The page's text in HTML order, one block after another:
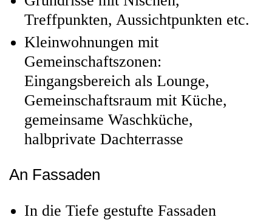
Treffpunkten, Aussichtpunkten etc.
Kleinwohnungen mit
Gemeinschaftszonen:
Eingangsbereich als Lounge,
Gemeinschaftsraum mit Küche,
gemeinsame Waschküche,
halbprivate Dachterrasse
An Fassaden
In die Tiefe gestufte Fassaden